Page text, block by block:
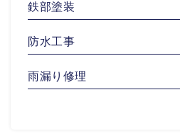
鉄部塗装
防水工事
雨漏り修理